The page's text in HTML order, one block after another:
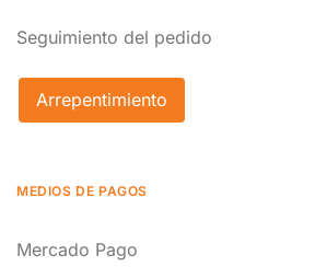
Seguimiento del pedido
Arrepentimiento
MEDIOS DE PAGOS
Mercado Pago